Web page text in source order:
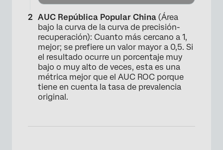
×
AUC República Popular China (Área
bajo la curva de la curva de precisión-
recuperación): Cuanto más cercano a 1,
mejor; se prefiere un valor mayor a 0,5. Si
el resultado ocurre un porcentaje muy
bajo o muy alto de veces, esta es una
métrica mejor que el AUC ROC porque
tiene en cuenta la tasa de prevalencia
original.